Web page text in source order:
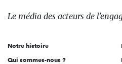
des
l'engagement
Le média des acteurs de
Notre histoire
Qui sommes-nous ?